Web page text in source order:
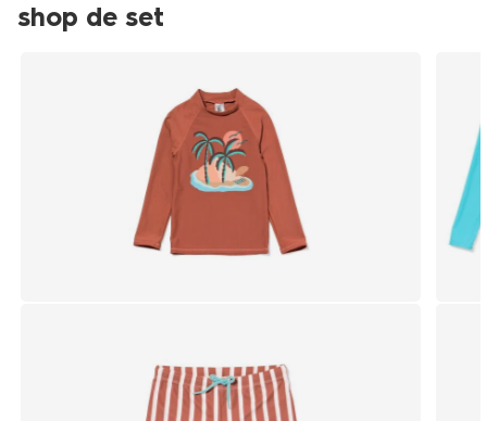
shop de set